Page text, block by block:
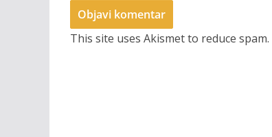
This site uses Akismet to reduce spam.